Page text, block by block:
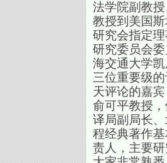
法学院副教
教授到美国
研究会指定
研究委员会
海交通大学
三位重要级
天评论的嘉
俞可平教授
译局副局长
程经典著作
责人，主要